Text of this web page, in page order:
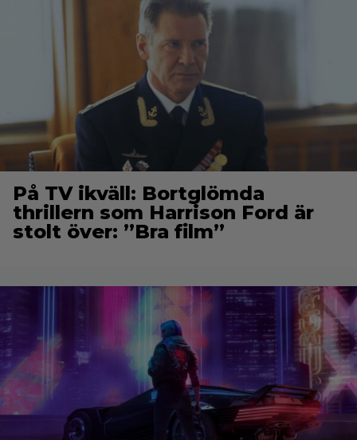
På TV ikväll: Bortglömda
thrillern som Harrison Ford är
stolt över: ”Bra film”